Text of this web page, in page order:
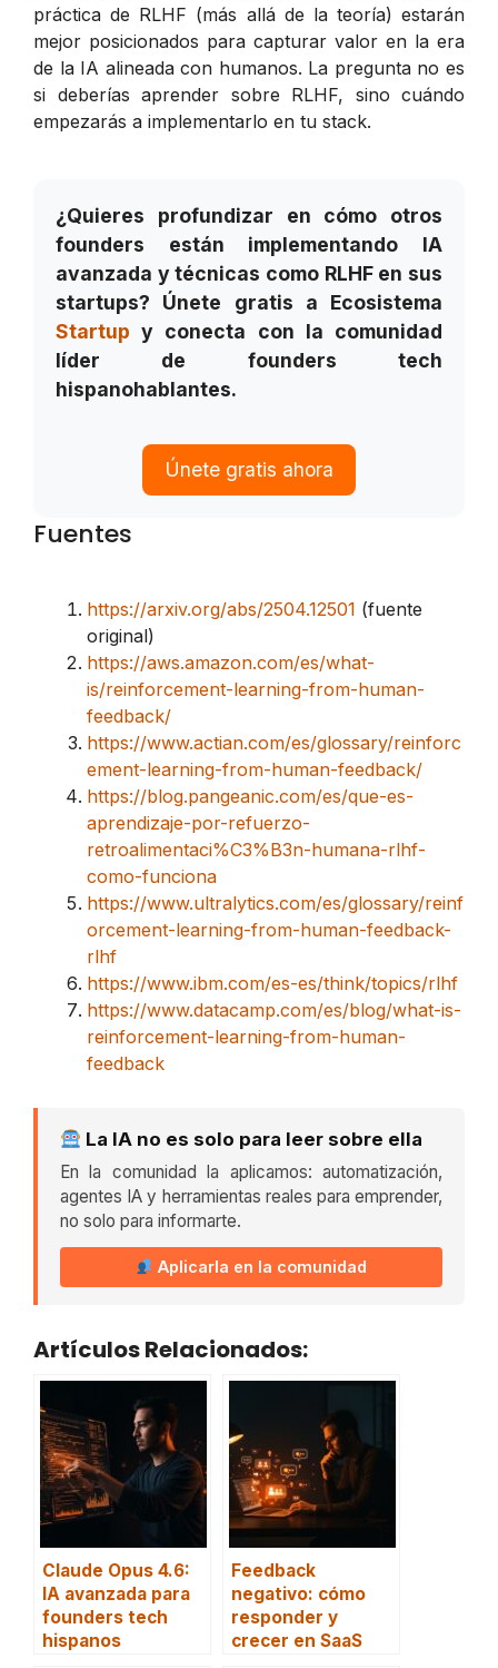
práctica de RLHF (más allá de la teoría) estarán
mejor posicionados para capturar valor en la era
de la IA alineada con humanos. La pregunta no es
si deberías aprender sobre RLHF, sino cuándo
empezarás a implementarlo en tu stack.
¿Quieres profundizar en cómo otros
founders están implementando IA
avanzada y técnicas como RLHF en sus
startups? Únete gratis a Ecosistema
Startup y conecta con la comunidad
líder de founders tech
hispanohablantes.
Únete gratis ahora
Fuentes
https://arxiv.org/abs/2504.12501 (fuente
original)
https://aws.amazon.com/es/what-
is/reinforcement-learning-from-human-
feedback/
https://www.actian.com/es/glossary/reinforc
ement-learning-from-human-feedback/
https://blog.pangeanic.com/es/que-es-
aprendizaje-por-refuerzo-
retroalimentaci%C3%B3n-humana-rlhf-
como-funciona
https://www.ultralytics.com/es/glossary/reinf
orcement-learning-from-human-feedback-
rlhf
https://www.ibm.com/es-es/think/topics/rlhf
https://www.datacamp.com/es/blog/what-is-
reinforcement-learning-from-human-
feedback
La IA no es solo para leer sobre ella
En la comunidad la aplicamos: automatización,
agentes IA y herramientas reales para emprender,
no solo para informarte.
Aplicarla en la comunidad
Artículos Relacionados:
Claude Opus 4.6:
IA avanzada para
founders tech
hispanos
Feedback
negativo: cómo
responder y
crecer en SaaS